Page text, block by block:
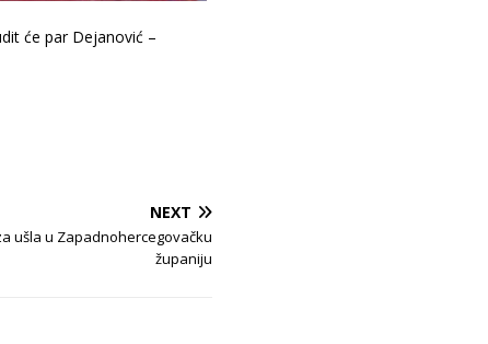
će par Dejanović –
NEXT
ušla u Zapadnohercegovačku
županiju